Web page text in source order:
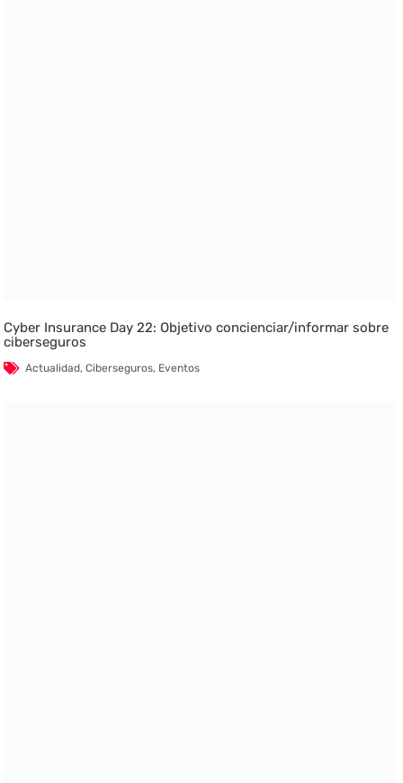
Cyber Insurance Day 22: Objetivo concienciar/informar sobre
ciberseguros
Actualidad,Ciberseguros, Eventos